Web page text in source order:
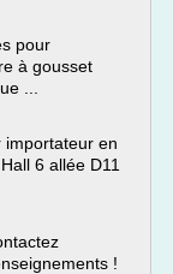
pour
à gousset
...
importateur en
6 allée D11
!